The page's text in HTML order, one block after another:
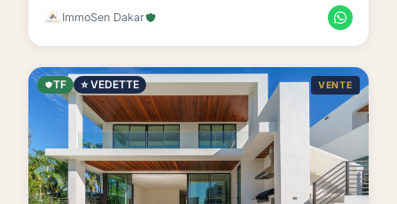
ImmoSen Dakar
TF ⭐ VEDETTE VENTE